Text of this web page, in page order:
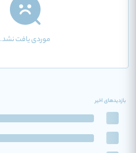
موردی یافت نشد.
بازدیدهای اخیر